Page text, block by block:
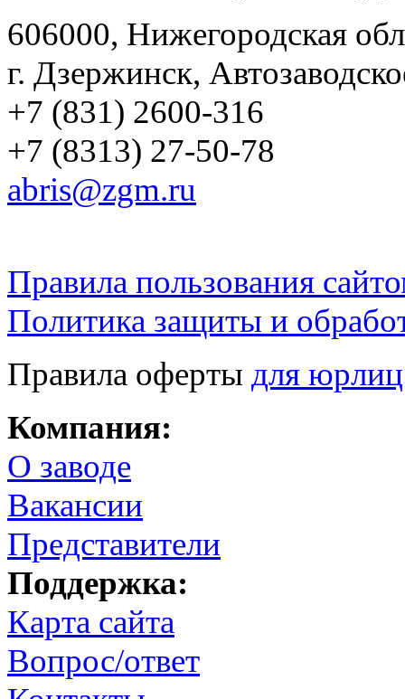
606000, Нижегородская
г. Дзержинск,
+7 (831) 2600-316
+7 (8313) 27-50-78
abris@zgm.ru
Правила пользования
Политика защиты и
Правила оферты для
Компания:
О заводе
Вакансии
Представители
Поддержка:
Карта сайта
Вопрос/ответ